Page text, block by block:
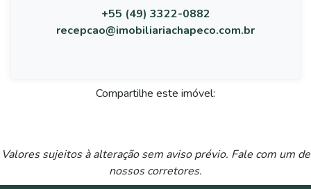
+55 (49) 3322-0882
recepcao@imobiliariachapeco.com.br
Compartilhe este imóvel:
Valores sujeitos à alteração sem aviso prévio. Fale com um de
nossos corretores.